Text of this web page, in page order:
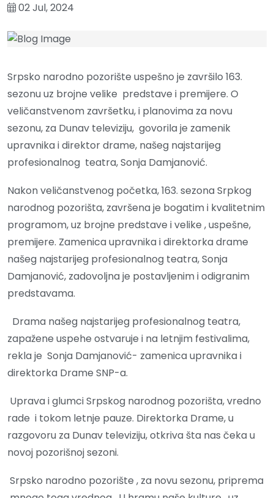
02 Jul, 2024
Srpsko narodno pozorište uspešno je završilo 163.
sezonu uz brojne velike predstave i premijere. O
veličanstvenom završetku, i planovima za novu
sezonu, za Dunav televiziju, govorila je zamenik
upravnika i direktor drame, našeg najstarijeg
profesionalnog teatra, Sonja Damjanović.
Nakon veličanstvenog početka, 163. sezona Srpkog
narodnog pozorišta, završena je bogatim i kvalitetnim
programom, uz brojne predstave i velike , uspešne,
premijere. Zamenica upravnika i direktorka drame
našeg najstarijeg profesionalnog teatra, Sonja
Damjanović, zadovoljna je postavljenim i odigranim
predstavama.
Drama našeg najstarijeg profesionalnog teatra,
zapažene uspehe ostvaruje i na letnjim festivalima,
rekla je Sonja Damjanović- zamenica upravnika i
direktorka Drame SNP-a.
Uprava i glumci Srpskog narodnog pozorišta, vredno
rade i tokom letnje pauze. Direktorka Drame, u
razgovoru za Dunav televiziju, otkriva šta nas čeka u
novoj pozorišnoj sezoni.
Srpsko narodno pozorište , za novu sezonu, priprema